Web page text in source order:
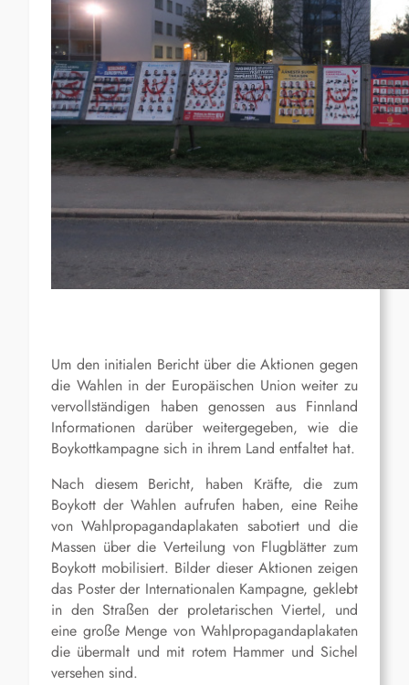
Um den initialen Bericht über die Aktionen gegen
die Wahlen in der Europäischen Union weiter zu
vervollständigen haben genossen aus Finnland
Informationen darüber weitergegeben, wie die
Boykottkampagne sich in ihrem Land entfaltet hat.
Nach diesem Bericht, haben Kräfte, die zum
Boykott der Wahlen aufrufen haben, eine Reihe
von Wahlpropagandaplakaten sabotiert und die
Massen über die Verteilung von Flugblätter zum
Boykott mobilisiert. Bilder dieser Aktionen zeigen
das Poster der Internationalen Kampagne, geklebt
in den Straßen der proletarischen Viertel, und
eine große Menge von Wahlpropagandaplakaten
die übermalt und mit rotem Hammer und Sichel
versehen sind.